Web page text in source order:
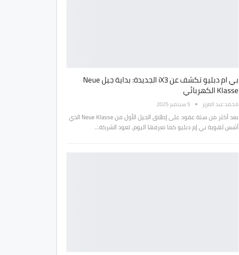
بي ام دبليو تكشف عن iX3 الجديدة: بداية جيل Neue
Klasse الكهربائي
محمد عبد العزيز 5 سبتمبر 2025
بعد أكثر من ستة عقود على إطلاق الجيل الأول من Neue Klasse الذي
أسّس لهوية بي إم دبليو كما نعرفها اليوم، تعود الشركة…